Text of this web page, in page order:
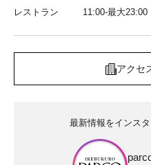
レストラン 11:00-最大23:00
アクセ
最新情報をインス